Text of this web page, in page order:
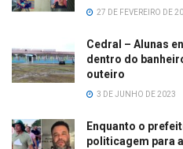
27 DE FEVEREIRO DE
Cedral – Alunas
dentro do
outeiro
3 DE JUNHO DE 2023
Enquanto o
politicagem para